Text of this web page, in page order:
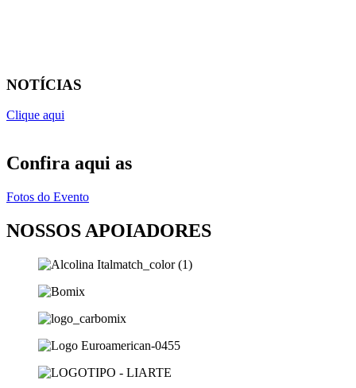
NOTÍCIAS
Clique aqui
Confira aqui as
Fotos do Evento
NOSSOS APOIADORES